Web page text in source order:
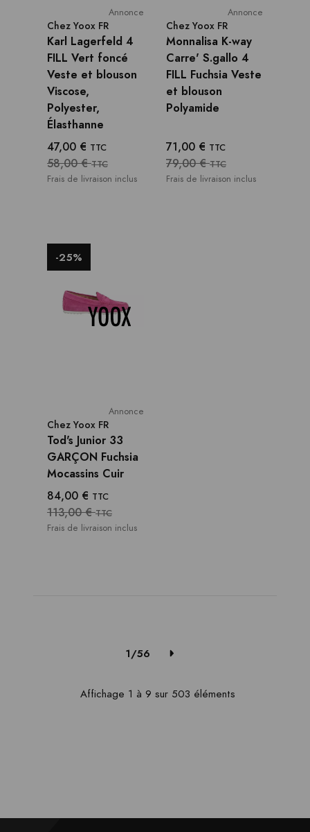
Annonce
Chez Yoox FR
Karl Lagerfeld 4
FILL Vert foncé
Veste et blouson
Viscose,
Polyester,
Élasthanne
47,00 € TTC
58,00 €TTC
Frais de livraison inclus
Annonce
Chez Yoox FR
Monnalisa K-way
Carre' S.gallo 4
FILL Fuchsia Veste
et blouson
Polyamide
71,00 € TTC
79,00 €TTC
Frais de livraison inclus
-25%
Annonce
Chez Yoox FR
Tod's Junior 33
GARÇON Fuchsia
Mocassins Cuir
84,00 € TTC
113,00 €TTC
Frais de livraison inclus
1/56
Affichage 1 à 9 sur 503 éléments